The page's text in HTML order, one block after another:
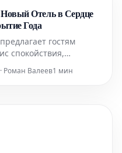
Отель в Сердце
Года
гостям
спокойствия,
города. Это место,
· Роман Валеев1 мин